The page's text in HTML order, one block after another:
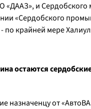
и
«Сердобского
по крайней мере
остаются
назначенцу от